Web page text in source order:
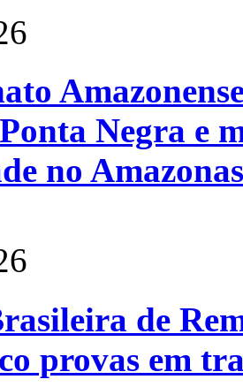
Negra e
no Amazonas
de
provas em